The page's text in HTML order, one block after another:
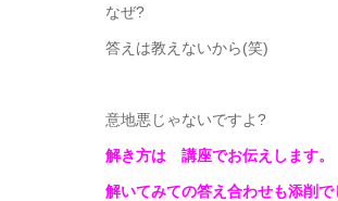
なぜ?
答えは教えないから(笑)
意地悪じゃないですよ?
解き方は 講座でお伝えします。
解いてみての答え合わせも添削で